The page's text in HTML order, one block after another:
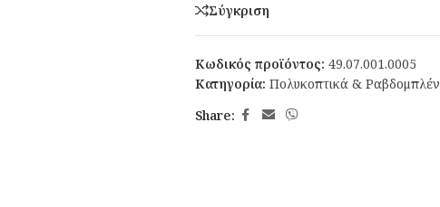
Σύγκριση
Κωδικός προϊόντος: 49.07.001.0005
Κατηγορία: Πολυκοπτικά &
Share: